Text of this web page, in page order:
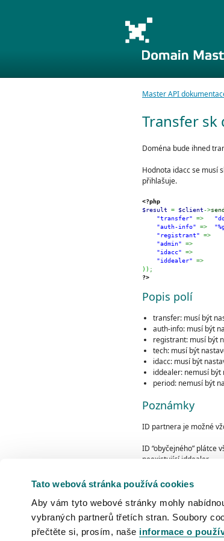
Tato webová stránka používá cookies
Aby vám tyto webové stránky mohly
vybraných partnerů třetích stran. Soubory
přečtěte si, prosím, naše informace o
Master API
Transfer sk
Doména bude ihned
Hodnota idacc se musí
přihlašuje.
<?php
$result
= $client->
"transfer"
=>
"auth-info"
=>
"registrant"
=>
"admin"
=>
"idacc"
=>
"iddealer"
=>
) ) ;
?>
Popis polí
transfer: musí být
auth-info: musí být
registrant: musí být
tech: musí být
idacc: musí být
iddealer: nemusí
period: nemusí být
Poznámky
ID partnera je možné
ID “obyčejného” plátce
neexistující iddealer.
V popisu některých polí